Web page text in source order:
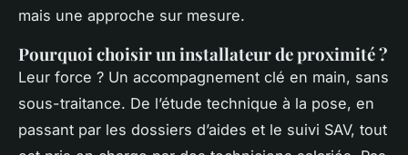
mais une approche sur mesure.
Pourquoi choisir un installateur de proximité ?
Leur force ? Un accompagnement clé en main, sans
sous-traitance. De l’étude technique à la pose, en
passant par les dossiers d’aides et le suivi SAV, tout